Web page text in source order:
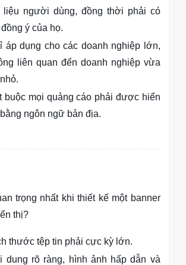
liệu người dùng, đồng thời phải có
ý của họ.
áp dụng cho các doanh nghiệp lớn,
liên quan đến doanh nghiệp vừa
buộc mọi quảng cáo phải được hiển
ngôn ngữ bản địa.
trọng nhất khi thiết kế một banner
thị?
thước tệp tin phải cực kỳ lớn.
dung rõ ràng, hình ảnh hấp dẫn và